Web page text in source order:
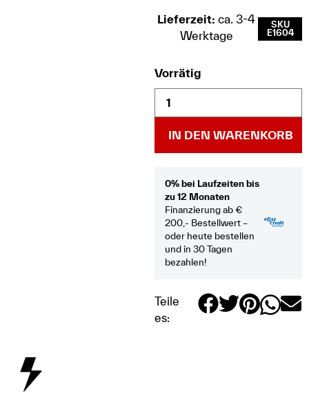
Lieferzeit: ca. 3-4
Werktage
SKU
E1604
Vorrätig
IN DEN WARENKORB
0% bei Laufzeiten bis
zu 12 Monaten
Finanzierung ab €
200,- Bestellwert –
oder heute bestellen
und in 30 Tagen
bezahlen!
Teile
es: